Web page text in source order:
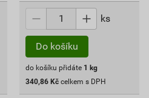
ks
Do košíku
do košíku přidáte 1 kg
340,86 Kč celkem s DPH